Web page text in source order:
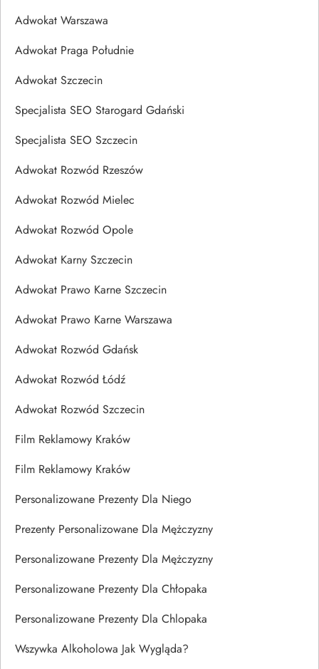
Adwokat Warszawa
Adwokat Praga Południe
Adwokat Szczecin
Specjalista SEO Starogard Gdański
Specjalista SEO Szczecin
Adwokat Rozwód Rzeszów
Adwokat Rozwód Mielec
Adwokat Rozwód Opole
Adwokat Karny Szczecin
Adwokat Prawo Karne Szczecin
Adwokat Prawo Karne Warszawa
Adwokat Rozwód Gdańsk
Adwokat Rozwód Łódź
Adwokat Rozwód Szczecin
Film Reklamowy Kraków
Film Reklamowy Kraków
Personalizowane Prezenty Dla Niego
Prezenty Personalizowane Dla Mężczyzny
Personalizowane Prezenty Dla Mężczyzny
Personalizowane Prezenty Dla Chłopaka
Personalizowane Prezenty Dla Chlopaka
Wszywka Alkoholowa Jak Wygląda?